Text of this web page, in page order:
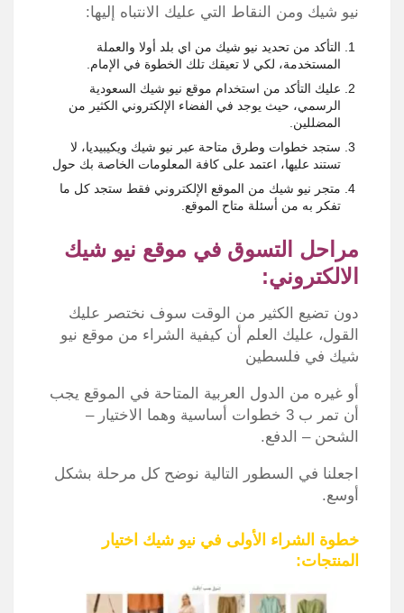
نيو شيك ومن النقاط التي عليك الانتباه إليها:
التأكد من تحديد نيو شيك من اي بلد أولا والعملة
المستخدمة، لكي لا تعيقك تلك الخطوة في الإمام.
عليك التأكد من استخدام موقع نيو شيك السعودية
الرسمي، حيث يوجد في الفضاء الإلكتروني الكثير من
المضللين.
ستجد خطوات وطرق متاحة عبر نيو شيك ويكيبيديا، لا
تستند عليها، اعتمد على كافة المعلومات الخاصة بك حول
متجر نيو شيك من الموقع الإلكتروني فقط ستجد كل ما
تفكر به من أسئلة متاح الموقع.
مراحل التسوق في موقع نيو شيك
الالكتروني:
دون تضيع الكثير من الوقت سوف نختصر عليك
القول، عليك العلم أن كيفية الشراء من موقع نيو
شيك في فلسطين
أو غيره من الدول العربية المتاحة في الموقع يجب
أن تمر ب 3 خطوات أساسية وهما الاختيار –
الشحن – الدفع.
اجعلنا في السطور التالية نوضح كل مرحلة بشكل
أوسع.
خطوة الشراء الأولى في نيو شيك اختيار
المنتجات: